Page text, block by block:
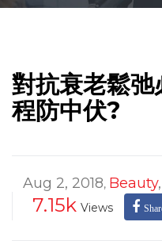
對抗衰老鬆
程防中伏?
Aug 2, 2018, Beauty,
7.15k Views